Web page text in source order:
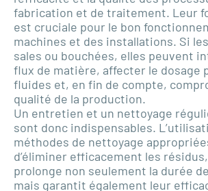
fabrication et de traitement. Leur
est cruciale pour le bon
machines et des installations. Si
sales ou bouchées, elles peuvent
flux de matière, affecter le dosage
fluides et, en fin de compte,
qualité de la production.
Un entretien et un nettoyage
sont donc indispensables.
méthodes de nettoyage
d’éliminer efficacement les
prolonge non seulement la durée
mais garantit également leur